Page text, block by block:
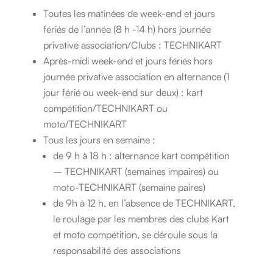
Toutes les matinées de week-end et jours
fériés de l’année (8 h -14 h) hors journée
privative association/Clubs : TECHNIKART
Après-midi week-end et jours fériés hors
journée privative association en alternance (1
jour férié ou week-end sur deux) : kart
compétition/TECHNIKART ou
moto/TECHNIKART
Tous les jours en semaine :
de 9 h à 18 h : alternance kart compétition
– TECHNIKART (semaines impaires) ou
moto-TECHNIKART (semaine paires)
de 9h à 12 h, en l’absence de TECHNIKART,
le roulage par les membres des clubs Kart
et moto compétition, se déroule sous la
responsabilité des associations